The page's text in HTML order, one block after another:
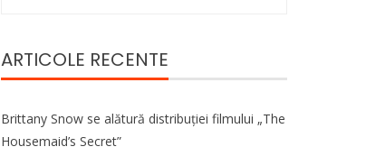
ARTICOLE RECENTE
Brittany Snow se alătură distribuției filmului „The
Housemaid’s Secret”